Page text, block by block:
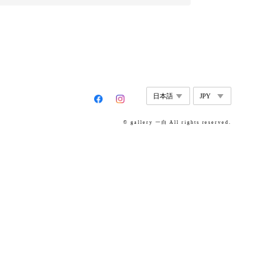
© gallery 一白 All rights reserved.